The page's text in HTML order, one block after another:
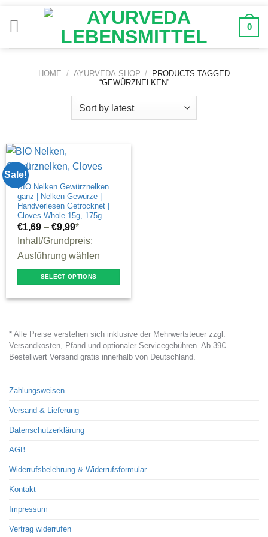
Inhalt
0
HOME / AYURVEDA-SHOP /
PRODUCTS TAGGED
“GEWÜRZNELKEN”
Sale!
BIO Nelken Gewürznelken
ganz | Nelken Gewürze |
Handverlesen Getrocknet |
Cloves Whole 15g, 175g
€1,69 –€9,99*
Inhalt/Grundpreis:
Ausführung wählen
SELECT OPTIONS
multiple
variants.
may
be
chosen
product
page
* Alle Preise verstehen sich inklusive der Mehrwertsteuer zzgl.
Versandkosten, Pfand und optionaler Servicegebühren. Ab 39€
Bestellwert Versand gratis innerhalb von Deutschland.
Zahlungsweisen
Versand & Lieferung
Datenschutzerklärung
AGB
Widerrufsbelehrung & Widerrufsformular
Kontakt
Impressum
Vertrag widerrufen